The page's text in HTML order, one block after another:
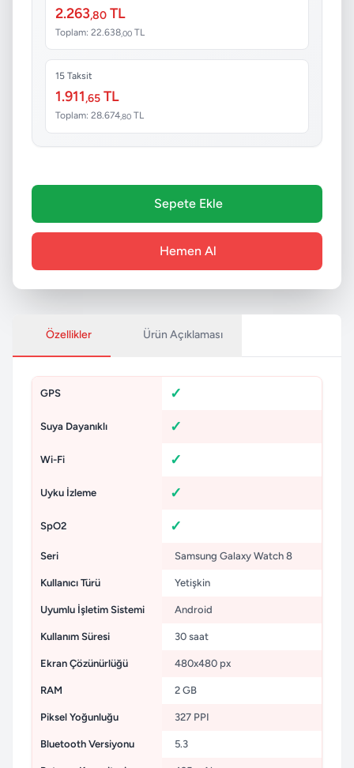
2.263,80 TL
Toplam: 22.638,00 TL
15 Taksit
1.911,65 TL
Toplam: 28.674,80 TL
Sepete Ekle
Hemen Al
Özellikler Ürün Açıklaması
GPS
Suya Dayanıklı
Wi-Fi
Uyku İzleme
SpO2
Seri Samsung Galaxy Watch 8
Kullanıcı Türü Yetişkin
Uyumlu İşletim Sistemi Android
Kullanım Süresi 30 saat
Ekran Çözünürlüğü 480x480 px
RAM 2 GB
Piksel Yoğunluğu 327 PPI
Bluetooth Versiyonu 5.3